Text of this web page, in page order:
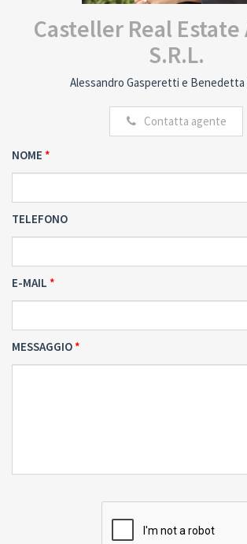
Casteller Real
S.R.L.
Alessandro Gasperetti e Benedetta
Contatta agente
NOME
TELEFONO
E-MAIL
MESSAGGIO